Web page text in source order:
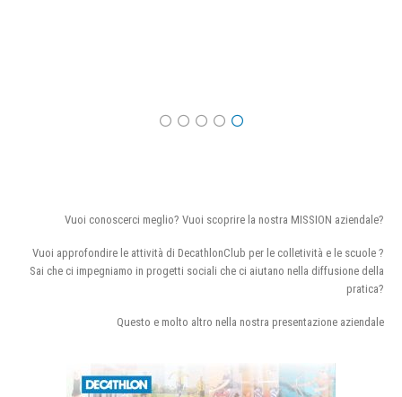
Vuoi conoscerci meglio? Vuoi scoprire la nostra MISSION aziendale?
Vuoi approfondire le attività di DecathlonClub per le colletività e le scuole ?
Sai che ci impegniamo in progetti sociali che ci aiutano nella diffusione della
pratica?
Questo e molto altro nella nostra presentazione aziendale